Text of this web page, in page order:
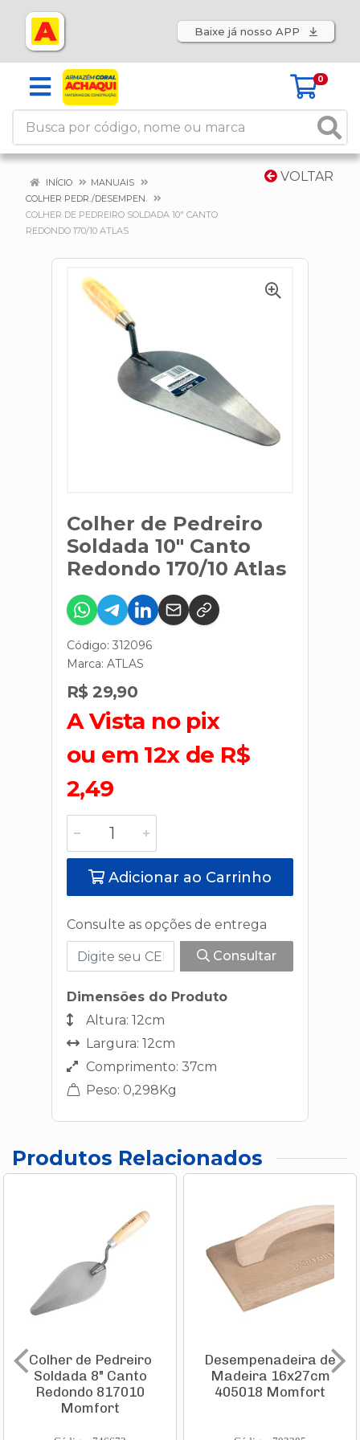
Baixe já nosso APP
0
VOLTAR
INÍCIO
MANUAIS
COLHER PEDR./DESEMPEN.
COLHER DE PEDREIRO SOLDADA 10" CANTO
REDONDO 170/10 ATLAS
Colher de Pedreiro
Soldada 10" Canto
Redondo 170/10 Atlas
Código: 312096
Marca: ATLAS
R$ 29,90
A Vista no pix
ou em 12x de R$
2,49
Adicionar ao Carrinho
Consulte as opções de entrega
Consultar
Dimensões do Produto
Altura: 12cm
Largura: 12cm
Comprimento: 37cm
Peso: 0,298Kg
Produtos Relacionados
Colher de Pedreiro
Soldada 8" Canto
Redondo 817010
Momfort
Desempenadeira de
Madeira 16x27cm
405018 Momfort